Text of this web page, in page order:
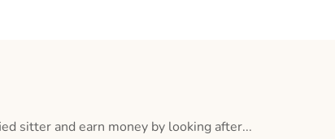
sitter and earn money by looking after...